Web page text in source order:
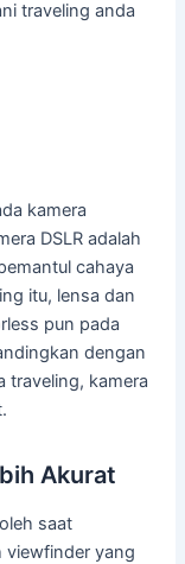
traveling anda
kamera
DSLR adalah
cahaya
itu, lensa dan
pun pada
dengan
traveling, kamera
Akurat
saat
viewfinder yang